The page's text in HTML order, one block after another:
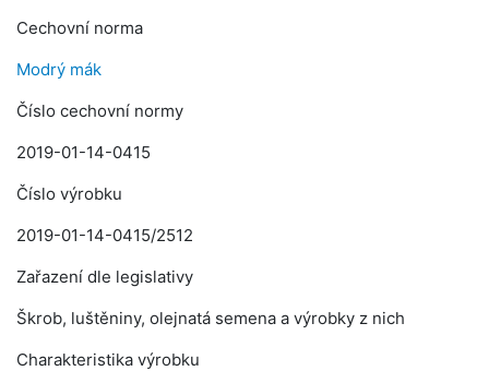
Cechovní norma
Modrý mák
Číslo cechovní normy
2019-01-14-0415
Číslo výrobku
2019-01-14-0415/2512
Zařazení dle legislativy
Škrob, luštěniny, olejnatá semena a výrobky z nich
Charakteristika výrobku